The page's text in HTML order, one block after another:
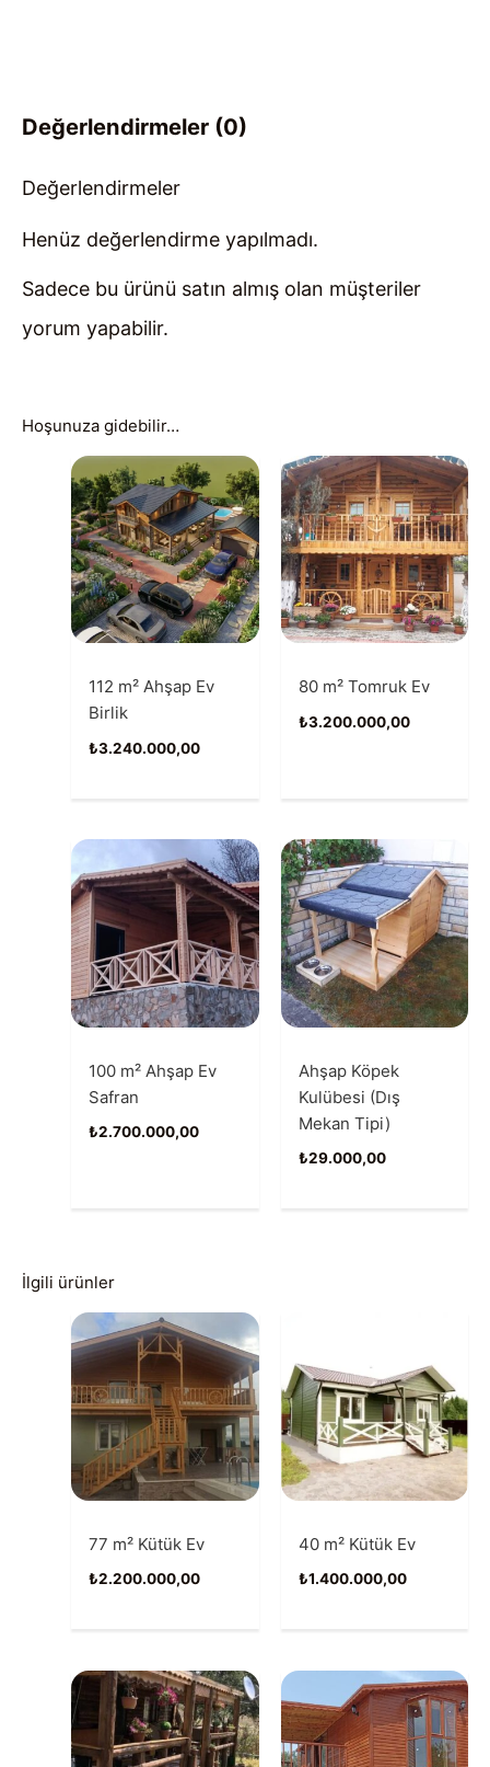
Değerlendirmeler (0)
Değerlendirmeler
Henüz değerlendirme yapılmadı.
Sadece bu ürünü satın almış olan müşteriler
yorum yapabilir.
Hoşunuza gidebilir…
112 m² Ahşap Ev
Birlik
₺3.240.000,00
80 m² Tomruk Ev
₺3.200.000,00
100 m² Ahşap Ev
Safran
₺2.700.000,00
Ahşap Köpek
Kulübesi (Dış
Mekan Tipi)
₺29.000,00
İlgili ürünler
77 m² Kütük Ev
₺2.200.000,00
40 m² Kütük Ev
₺1.400.000,00